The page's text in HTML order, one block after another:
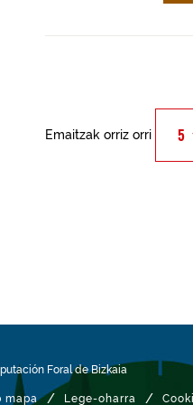
Emaitzak orriz orri
Foral de Bizkaia
mapa / Lege-oharra /